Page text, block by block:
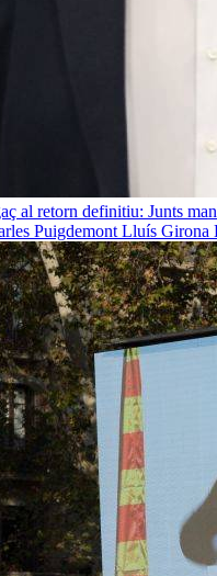
al retorn definitiu: Junts
Puigdemont Lluís Girona